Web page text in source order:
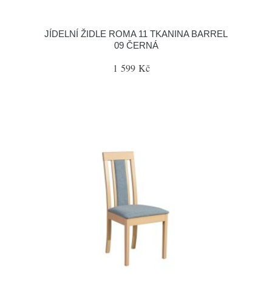
JÍDELNÍ ŽIDLE ROMA 11 TKANINA BARREL
09 ČERNÁ
1 599 Kč